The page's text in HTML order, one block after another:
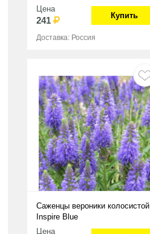
Цена
241 Купить
Доставка: Россия
Саженцы вероники колосистой
Inspire Blue
Цена